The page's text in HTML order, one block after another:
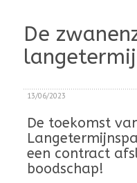
De
13/06/2023
De toekomst
een contract
boodschap!